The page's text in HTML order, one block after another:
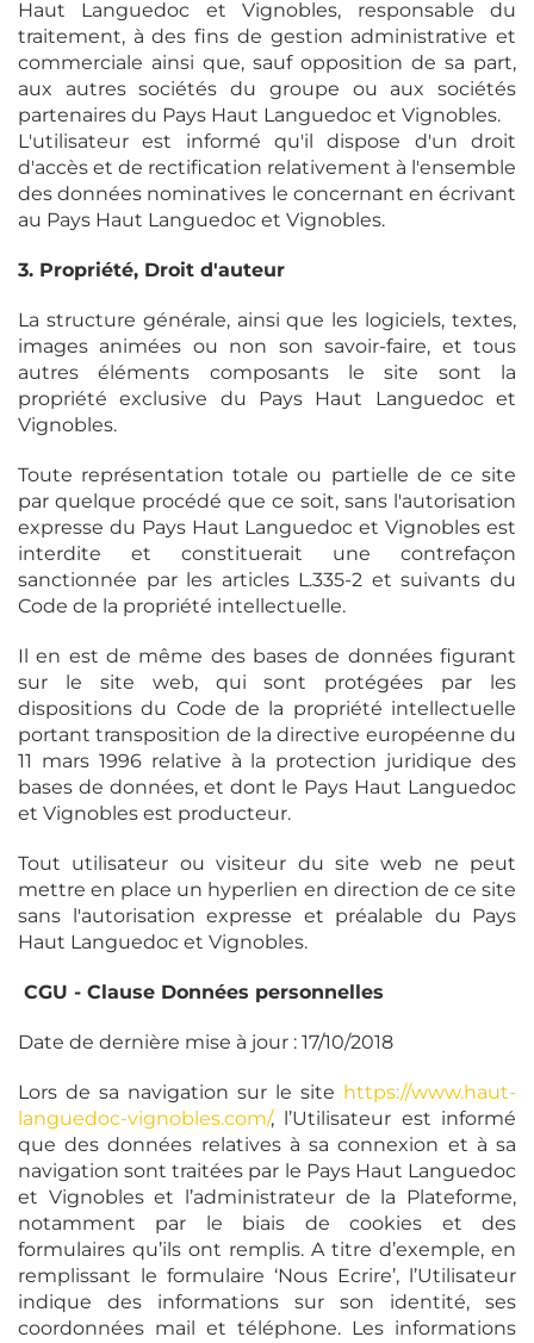
Haut Languedoc et Vignobles, responsable du
traitement, à des fins de gestion administrative et
commerciale ainsi que, sauf opposition de sa part,
aux autres sociétés du groupe ou aux sociétés
partenaires du Pays Haut Languedoc et Vignobles.
L'utilisateur est informé qu'il dispose d'un droit
d'accès et de rectification relativement à l'ensemble
des données nominatives le concernant en écrivant
au Pays Haut Languedoc et Vignobles.
3. Propriété, Droit d'auteur
La structure générale, ainsi que les logiciels, textes,
images animées ou non son savoir-faire, et tous
autres éléments composants le site sont la
propriété exclusive du Pays Haut Languedoc et
Vignobles.
Toute représentation totale ou partielle de ce site
par quelque procédé que ce soit, sans l'autorisation
expresse du Pays Haut Languedoc et Vignobles est
interdite et constituerait une contrefaçon
sanctionnée par les articles L.335-2 et suivants du
Code de la propriété intellectuelle.
Il en est de même des bases de données figurant
sur le site web, qui sont protégées par les
dispositions du Code de la propriété intellectuelle
portant transposition de la directive européenne du
11 mars 1996 relative à la protection juridique des
bases de données, et dont le Pays Haut Languedoc
et Vignobles est producteur.
Tout utilisateur ou visiteur du site web ne peut
mettre en place un hyperlien en direction de ce site
sans l'autorisation expresse et préalable du Pays
Haut Languedoc et Vignobles.
CGU - Clause Données personnelles
Date de dernière mise à jour : 17/10/2018
Lors de sa navigation sur le site https://www.haut-
languedoc-vignobles.com/, l’Utilisateur est informé
que des données relatives à sa connexion et à sa
navigation sont traitées par le Pays Haut Languedoc
et Vignobles et l’administrateur de la Plateforme,
notamment par le biais de cookies et des
formulaires qu’ils ont remplis. A titre d’exemple, en
remplissant le formulaire ‘Nous Ecrire’, l’Utilisateur
indique des informations sur son identité, ses
coordonnées mail et téléphone. Les informations